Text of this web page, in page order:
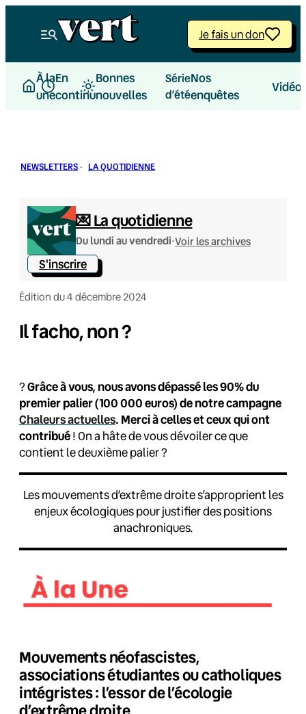
Je fais un don
À la
une
En
continu
Bonnes
nouvelles
Série
d’été
Nos
enquêtes
NEWSLETTERS · LA QUOTIDIENNE
💌 La quotidienne
Du lundi au vendredi·Voir les archives
S'inscrire
Édition du 4 décembre 2024
Il facho, non ?
?Grâce à vous, nous avons dépassé les 90% du
premier palier (100 000euros) de notre campagne
Chaleurs actuelles. Merci à celles et ceux qui ont
contribué! On a hâte de vous dévoiler ce que
contient le deuxième palier?
Les mouvements d’extrême droite s’approprient les
enjeux écologiques pour justifier des positions
anachroniques.
Mouvements néofascistes,
associations étudiantes ou catholiques
intégristes : l’essor de l’écologie